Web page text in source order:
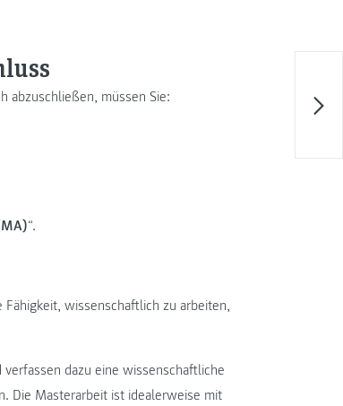
abzuschließen, müssen Sie:
“.
wissenschaftlich zu arbeiten,
dazu eine wissenschaftliche
Die Masterarbeit ist idealerweise mit